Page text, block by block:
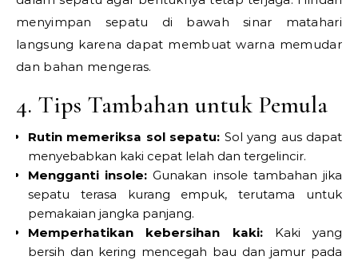
menyimpan sepatu di bawah sinar matahari
langsung karena dapat membuat warna memudar
dan bahan mengeras.
4. Tips Tambahan untuk Pemula
Rutin memeriksa sol sepatu: Sol yang aus dapat
menyebabkan kaki cepat lelah dan tergelincir.
Mengganti insole: Gunakan insole tambahan jika
sepatu terasa kurang empuk, terutama untuk
pemakaian jangka panjang.
Memperhatikan kebersihan kaki:Kaki yang
bersih dan kering mencegah bau dan jamur pada